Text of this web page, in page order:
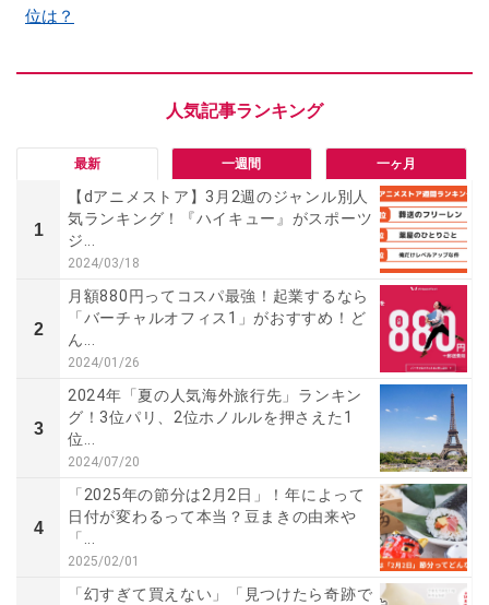
位は？
最新 一週間 一ヶ月
1
【dアニメストア】3月2週のジャンル別人
気ランキング！『ハイキュー』がスポーツ
ジ...
2024/03/18
2
月額880円ってコスパ最強！起業するなら
「バーチャルオフィス1」がおすすめ！ど
ん...
2024/01/26
3
2024年「夏の人気海外旅行先」ランキン
グ！3位パリ、2位ホノルルを押さえた1
位...
2024/07/20
4
「2025年の節分は2月2日」！年によって
日付が変わるって本当？豆まきの由来や
「...
2025/02/01
「幻すぎて買えない」「見つけたら奇跡で